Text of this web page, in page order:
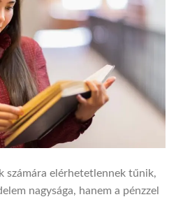
számára elérhetetlennek tűnik,
nagysága, hanem a pénzzel